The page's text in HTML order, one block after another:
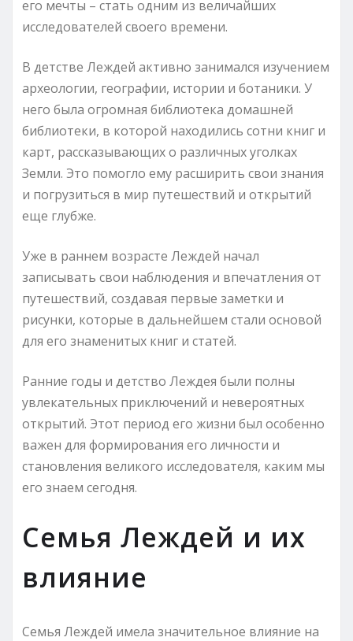
его мечты – стать одним из величайших
исследователей своего времени.
В детстве Леждей активно занимался изучением
археологии, географии, истории и ботаники. У
него была огромная библиотека домашней
библиотеки, в которой находились сотни книг и
карт, рассказывающих о различных уголках
Земли. Это помогло ему расширить свои знания
и погрузиться в мир путешествий и открытий
еще глубже.
Уже в раннем возрасте Леждей начал
записывать свои наблюдения и впечатления от
путешествий, создавая первые заметки и
рисунки, которые в дальнейшем стали основой
для его знаменитых книг и статей.
Ранние годы и детство Леждея были полны
увлекательных приключений и невероятных
открытий. Этот период его жизни был особенно
важен для формирования его личности и
становления великого исследователя, каким мы
его знаем сегодня.
Семья Леждей и их
влияние
Семья Леждей имела значительное влияние на